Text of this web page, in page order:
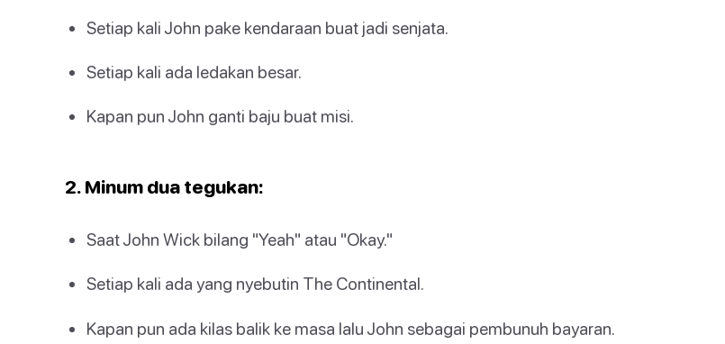
Setiap kali John pake kendaraan buat jadi senjata.
Setiap kali ada ledakan besar.
Kapan pun John ganti baju buat misi.
2. Minum dua tegukan:
Saat John Wick bilang "Yeah" atau "Okay."
Setiap kali ada yang nyebutin The Continental.
Kapan pun ada kilas balik ke masa lalu John sebagai pembunuh bayaran.